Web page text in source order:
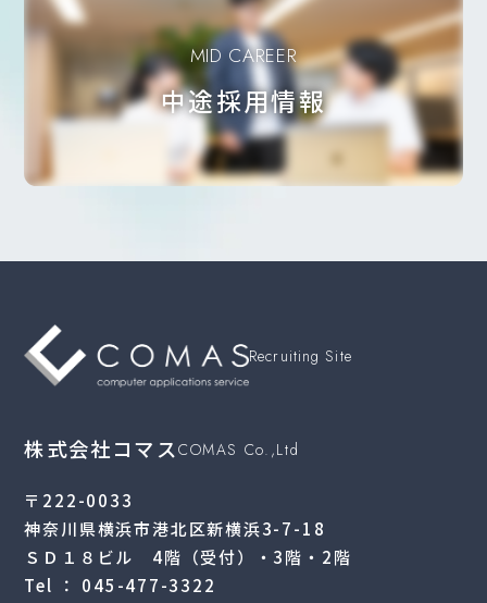
MID CAREER
中途採用情報
Recruiting Site
株式会社コマスCOMAS Co.,Ltd
〒222-0033
神奈川県横浜市港北区新横浜3-7-18
ＳＤ１８ビル 4階（受付）・3階・2階
Tel ： 045-477-3322